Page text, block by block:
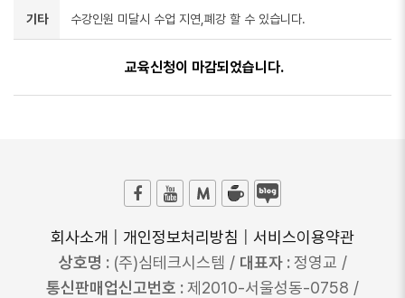
기타 수강인원 미달시 수업 지연,폐강 할 수 있습니다.
교육신청이 마감되었습니다.
회사소개 개인정보처리방침
서비스이용약관
상호명 : (주)심테크시스템 / 대표자 :정영교 /
통신판매업신고번호 :제2010-서울성동-0758 /